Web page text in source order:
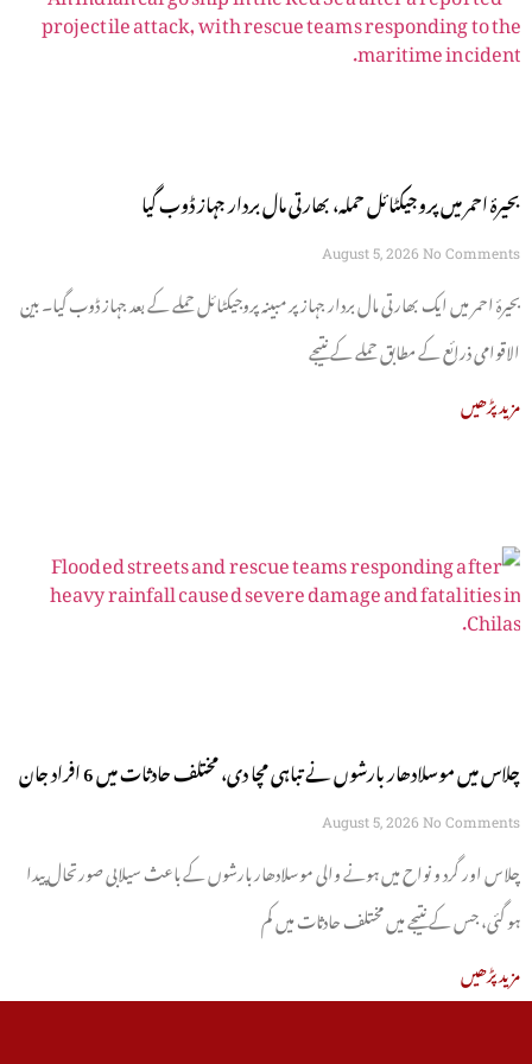
بحیرۂ احمر میں پروجیکٹائل حملہ، بھارتی مال بردار جہاز ڈوب گیا
August 5, 2026 No Comments
بحیرۂ احمر میں ایک بھارتی مال بردار جہاز پر مبینہ پروجیکٹائل حملے کے بعد جہاز ڈوب گیا۔ بین
الاقوامی ذرائع کے مطابق حملے کے نتیجے
مزید پڑھیں
چلاس میں موسلادھار بارشوں نے تباہی مچا دی، مختلف حادثات میں 6 افراد جان
سے گئے
August 5, 2026 No Comments
چلاس اور گرد و نواح میں ہونے والی موسلادھار بارشوں کے باعث سیلابی صورتحال پیدا
ہو گئی، جس کے نتیجے میں مختلف حادثات میں کم
مزید پڑھیں